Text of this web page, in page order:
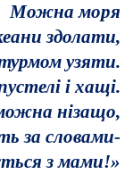
здолати,
узяти.
і хащі.
нізащо,
за словами-
з мами!»